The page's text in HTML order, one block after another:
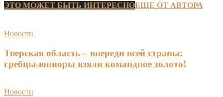
ЭТО МОЖЕТ БЫТЬ ИНТЕРЕСНОЕЩЕ ОТ АВТОРА
Новости
Тверская область – впереди всей страны:
гребцы-юниоры взяли командное золото!
Новости